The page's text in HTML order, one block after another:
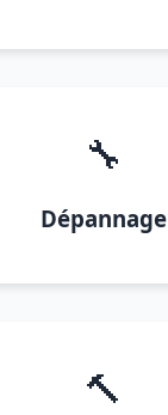
🔧
Dépannage
🔨